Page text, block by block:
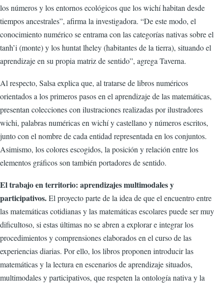
los números y los entornos ecológicos que los wichí habitan desde
tiempos ancestrales”, afirma la investigadora. “De este modo, el
conocimiento numérico se entrama con las categorías nativas sobre el
tanh’i (monte) y los huntat lheley (habitantes de la tierra), situando el
aprendizaje en su propia matriz de sentido”, agrega Taverna.
Al respecto, Salsa explica que, al tratarse de libros numéricos
orientados a los primeros pasos en el aprendizaje de las matemáticas,
presentan colecciones con ilustraciones realizadas por ilustradores
wichi, palabras numéricas en wichí y castellano y números escritos,
junto con el nombre de cada entidad representada en los conjuntos.
Asimismo, los colores escogidos, la posición y relación entre los
elementos gráficos son también portadores de sentido.
El trabajo en territorio: aprendizajes multimodales y
participativos.El proyecto parte de la idea de que el encuentro entre
las matemáticas cotidianas y las matemáticas escolares puede ser muy
dificultoso, si estas últimas no se abren a explorar e integrar los
procedimientos y comprensiones elaborados en el curso de las
experiencias diarias. Por ello, los libros proponen introducir las
matemáticas y la lectura en escenarios de aprendizaje situados,
multimodales y participativos, que respeten la ontología nativa y la